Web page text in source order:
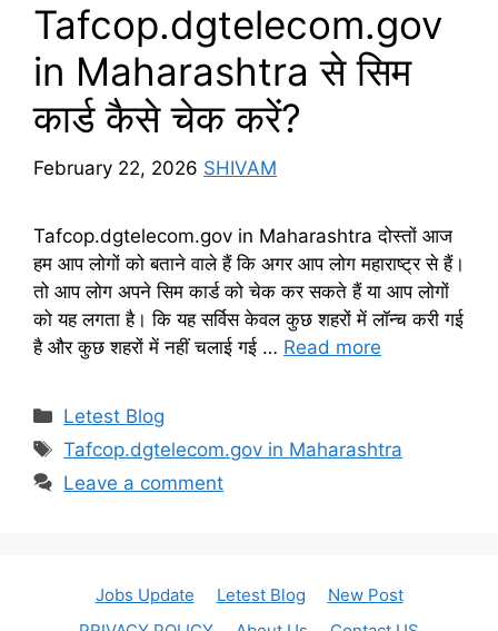
Tafcop.dgtelecom.gov
in Maharashtra से सिम
कार्ड कैसे चेक करें?
February 22, 2026 SHIVAM
Tafcop.dgtelecom.gov in Maharashtra दोस्तों आज
हम आप लोगों को बताने वाले हैं कि अगर आप लोग महाराष्ट्र से हैं।
तो आप लोग अपने सिम कार्ड को चेक कर सकते हैं या आप लोगों
को यह लगता है। कि यह सर्विस केवल कुछ शहरों में लॉन्च करी गई
है और कुछ शहरों में नहीं चलाई गई … Read more
Categories
Letest Blog
Tags
Tafcop.dgtelecom.gov in Maharashtra
Leave a comment
Jobs Update Letest Blog
New Post